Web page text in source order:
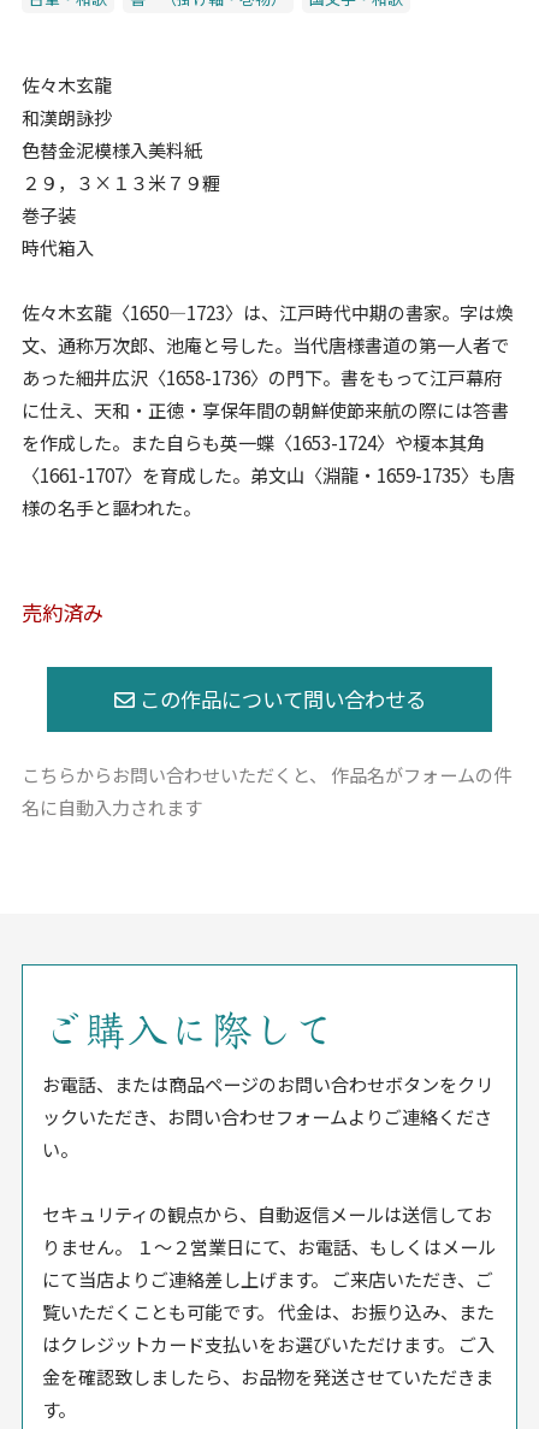
佐々木玄龍
和漢朗詠抄
色替金泥模様入美料紙
２９，３×１３米７９糎
巻子装
時代箱入
佐々木玄龍〈1650―1723〉は、江戸時代中期の書家。字は煥
文、通称万次郎、池庵と号した。当代唐様書道の第一人者で
あった細井広沢〈1658-1736〉の門下。書をもって江戸幕府
に仕え、天和・正徳・享保年間の朝鮮使節来航の際には答書
を作成した。また自らも英一蝶〈1653-1724〉や榎本其角
〈1661-1707〉を育成した。弟文山〈淵龍・1659-1735〉も唐
様の名手と謳われた。
売約済み
こちらからお問い合わせいただくと、
作品名がフォームの件
名に自動入力されます
ご購入に際して
お電話、または商品ページのお問い合わせボタンをクリ
ックいただき、お問い合わせフォームよりご連絡くださ
い。
セキュリティの観点から、自動返信メールは送信してお
りません。 １〜２営業日にて、お電話、もしくはメール
にて当店よりご連絡差し上げます。 ご来店いただき、ご
覧いただくことも可能です。 代金は、お振り込み、また
はクレジットカード支払いをお選びいただけます。 ご入
金を確認致しましたら、お品物を発送させていただきま
す。